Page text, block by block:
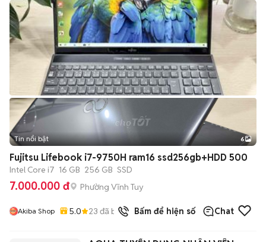
+2
Tin nổi bật 6
Fujitsu Lifebook i7-9750H ram16 ssd256gb+HDD 500
Intel Core i7 16 GB 256 GB SSD
7.000.000 đ Phường Vĩnh Tuy
Akiba Shop 5.0 23 đã bán Bấm để hiện số Chat